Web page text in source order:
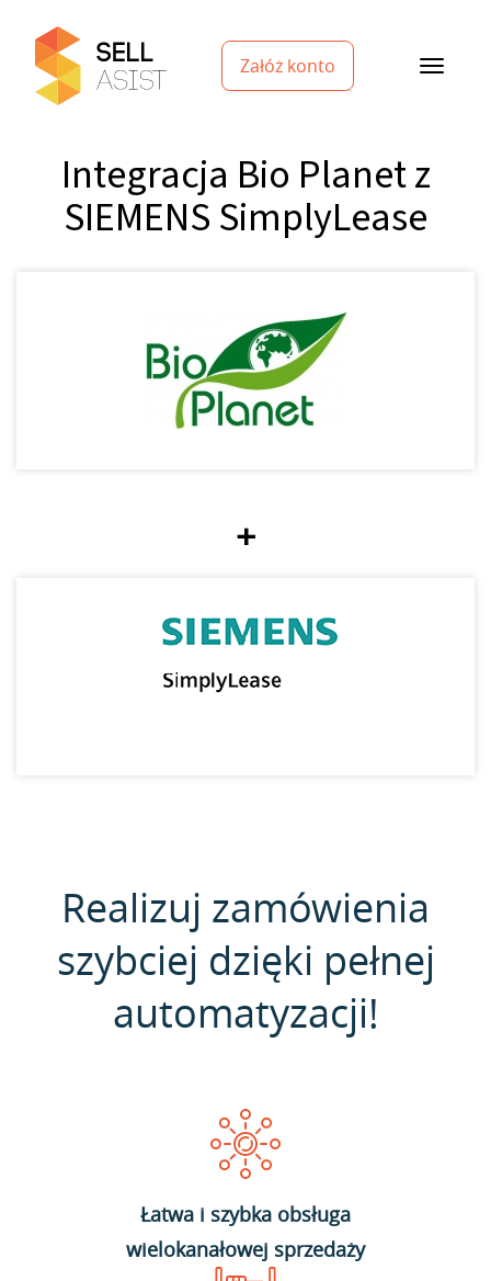
Załóż konto
Integracja Bio Planet z
SIEMENS SimplyLease
+
Realizuj zamówienia
szybciej dzięki pełnej
automatyzacji!
Łatwa i szybka obsługa
wielokanałowej sprzedaży